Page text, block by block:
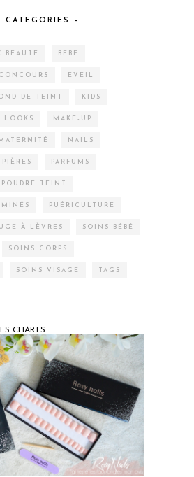
CATEGORIES –
BEAUTÉ BÉBÉ
CONCOURS EVEIL
DE TEINT KIDS
LOOKS MAKE-UP
MATERNITÉ NAILS
PARFUMS
POUDRE TEINT
PUÉRICULTURE
À LÈVRES SOINS BÉBÉ
SOINS CORPS
SOINS VISAGE TAGS
CHARTS